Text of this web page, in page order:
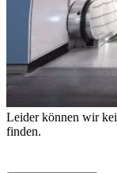
Leider können wir
finden.